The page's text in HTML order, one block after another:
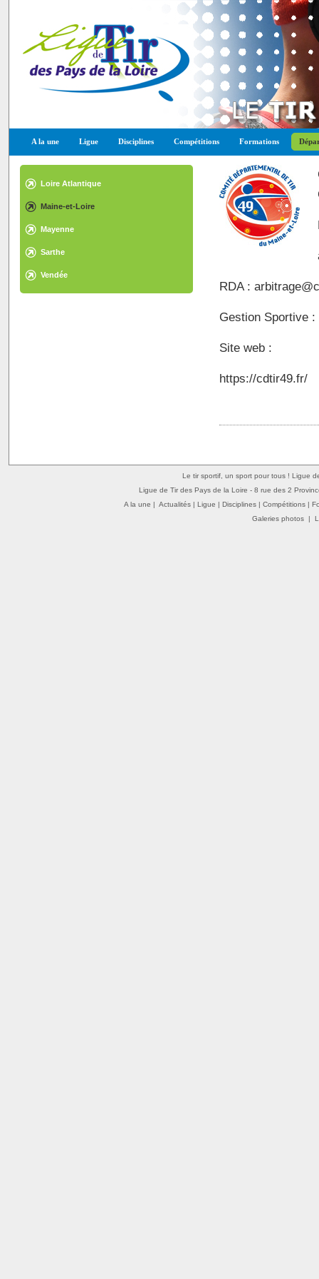
A la une Ligue Disciplines Compétitions Formations
Loire Atlantique
Maine-et-Loire
Mayenne
Sarthe
Vendée
RDA :
Gestion Sportive :
Site web :
https://cdtir49.fr/
Le tir sportif, un sport pour tous ! Ligue
Ligue de Tir des Pays de la Loire - 8 rue des 2
A la une | Actualités | Ligue | Disciplines | Compétitions |
Galeries photos|